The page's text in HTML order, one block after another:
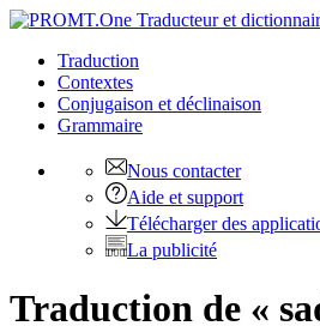
Traduction
Contextes
Conjugaison et déclinaison
Grammaire
Nous contacter
Aide et support
Télécharger des
La publicité
Traduction de «